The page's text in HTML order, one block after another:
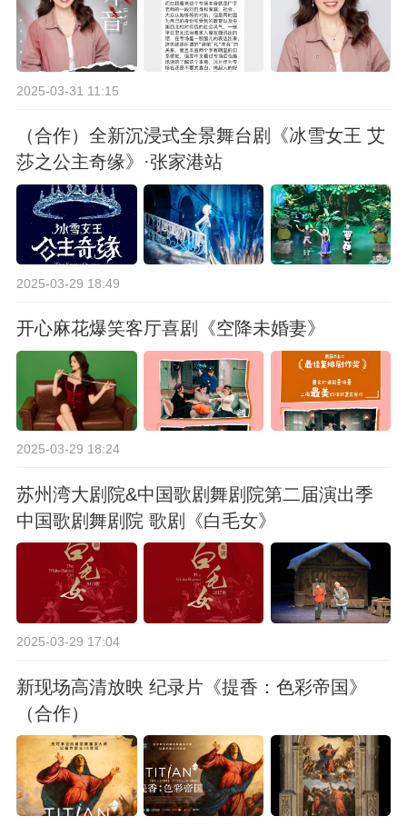
2025-03-31 11:15
（合作）全新沉浸式全景舞台剧《冰雪女王 艾
莎之公主奇缘》·张家港站
2025-03-29 18:49
开心麻花爆笑客厅喜剧《空降未婚妻》
2025-03-29 18:24
苏州湾大剧院&中国歌剧舞剧院第二届演出季
中国歌剧舞剧院 歌剧《白毛女》
2025-03-29 17:04
新现场高清放映 纪录片《提香：色彩帝国》
（合作）